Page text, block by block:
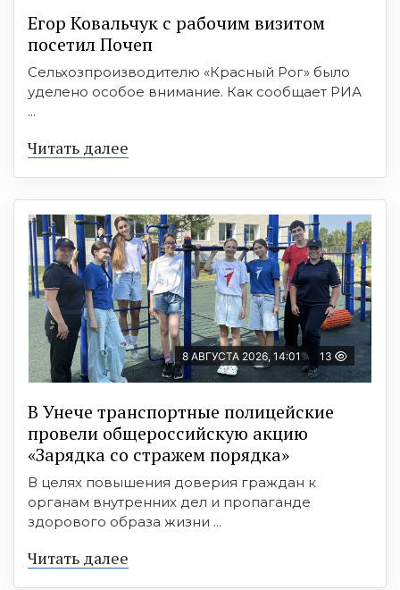
Егор Ковальчук с рабочим визитом
посетил Почеп
Сельхозпроизводителю «Красный Рог» было
уделено особое внимание. Как сообщает РИА
...
Читать далее
8 АВГУСТА 2026, 14:01 13
В Унече транспортные полицейские
провели общероссийскую акцию
«Зарядка со стражем порядка»
В целях повышения доверия граждан к
органам внутренних дел и пропаганде
здорового образа жизни ...
Читать далее